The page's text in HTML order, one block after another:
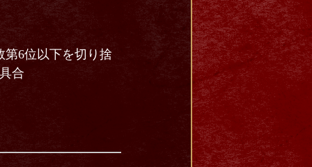
6位以下を切り捨
合